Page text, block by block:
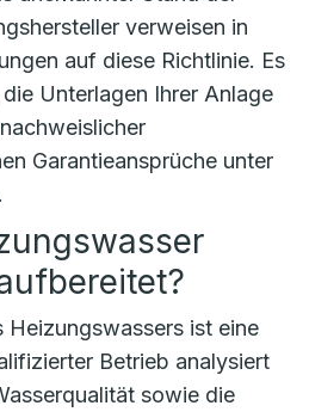
verweisen in
auf diese Richtlinie. Es
Unterlagen Ihrer Anlage
Garantieansprüche unter
ist eine
Betrieb analysiert
sowie die